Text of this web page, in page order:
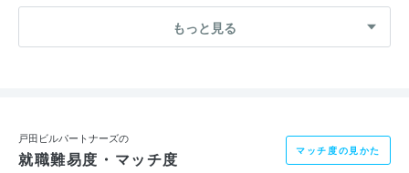
を支えながら“ビル全体の価値”を高めていける ──。そんな大き
なやりがいを感じられるのも、当社の仕事の醍醐味ではないでし
当社では「建築」と「ビルマネジメント」を主軸に、「不動産」
「保険」と幅広い事業を展開。あらゆる角度から、建物の“一
もっと見る
戸田ビルパートナーズの
就職難易度・マッチ度 マッチ度の見かた